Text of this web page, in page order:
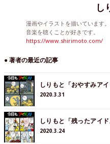
し
漫画やイラストを描いています。
音楽を聴くことが好きです。
https://www.shirimoto.com/
● 著者の最近の記事
しりもと「おやすみア
2020.3.31
しりもと「残ったアイ
2020.3.24